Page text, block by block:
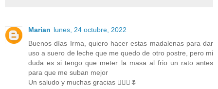
Marian lunes, 24 octubre, 2022
Buenos días Irma, quiero hacer estas madalenas para dar
uso a suero de leche que me quedo de otro postre, pero mi
duda es si tengo que meter la masa al frio un rato antes
para que me suban mejor
Un saludo y muchas gracias 🙋🏼‍♀️🌷